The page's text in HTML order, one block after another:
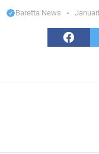
Baretta News